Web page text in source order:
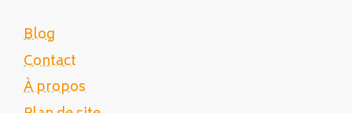
Blog
Contact
À propos